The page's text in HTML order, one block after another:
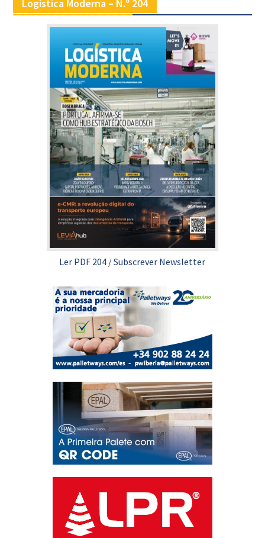
Logística Moderna – N.º 204
Ler PDF 204 /Subscrever Newsletter